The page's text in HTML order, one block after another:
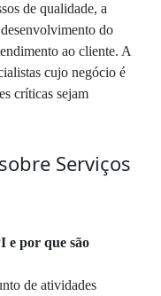
de qualidade, a
do
ao cliente. A
cujo negócio é
críticas sejam
Serviços
e por que são
de atividades